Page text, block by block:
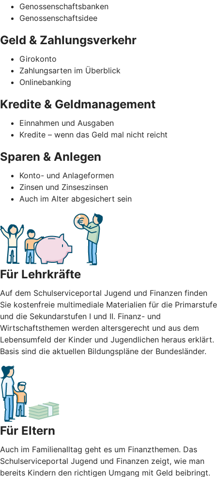
Genossenschaftsbanken
Genossenschaftsidee
Geld & Zahlungsverkehr
Girokonto
Zahlungsarten im Überblick
Onlinebanking
Kredite & Geldmanagement
Einnahmen und Ausgaben
Kredite – wenn das Geld mal nicht reicht
Sparen & Anlegen
Konto- und Anlageformen
Zinsen und Zinseszinsen
Auch im Alter abgesichert sein
Für Lehrkräfte
Auf dem Schulserviceportal Jugend und Finanzen finden
Sie kostenfreie multimediale Materialien für die Primarstufe
und die Sekundarstufen I und II. Finanz- und
Wirtschaftsthemen werden altersgerecht und aus dem
Lebensumfeld der Kinder und Jugendlichen heraus erklärt.
Basis sind die aktuellen Bildungspläne der Bundesländer.
Für Eltern
Auch im Familienalltag geht es um Finanzthemen. Das
Schulserviceportal Jugend und Finanzen zeigt, wie man
bereits Kindern den richtigen Umgang mit Geld beibringt.